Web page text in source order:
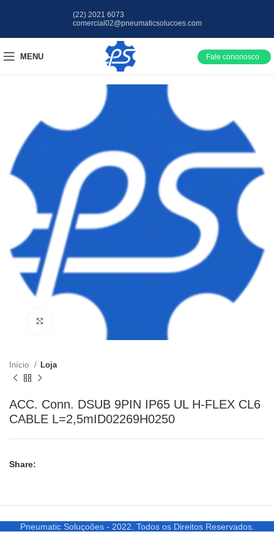
(22) 2021 6073
comercial02@pneumaticsolucoes.com
MENU Fale cononosco
Clique para ampliar
Início Loja
ACC. Conn. DSUB 9PIN IP65 UL H-FLEX CL6
CABLE L=2,5mID02269H0250
Share:
Pneumatic Soluçoões - 2022. Todos os Direitos Reservados.